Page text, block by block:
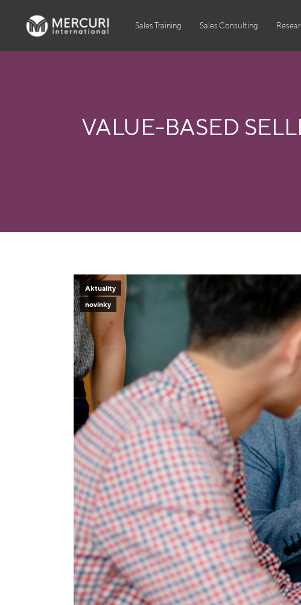
Sales Training Sales Consulting
VALUE-BASED
Aktuality
novinky